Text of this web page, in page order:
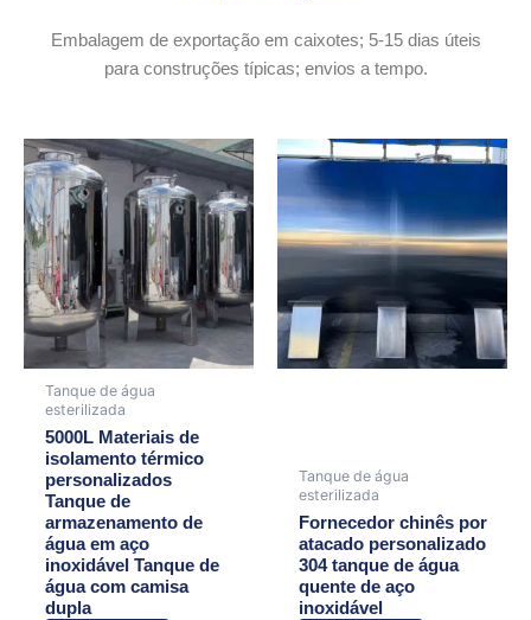
Embalagem de exportação em caixotes; 5-15 dias úteis
para construções típicas; envios a tempo.
Tanque de água
esterilizada
5000L Materiais de
isolamento térmico
personalizados
Tanque de
armazenamento de
água em aço
inoxidável Tanque de
água com camisa
dupla
Tanque de água
esterilizada
Fornecedor chinês por
atacado personalizado
304 tanque de água
quente de aço
inoxidável